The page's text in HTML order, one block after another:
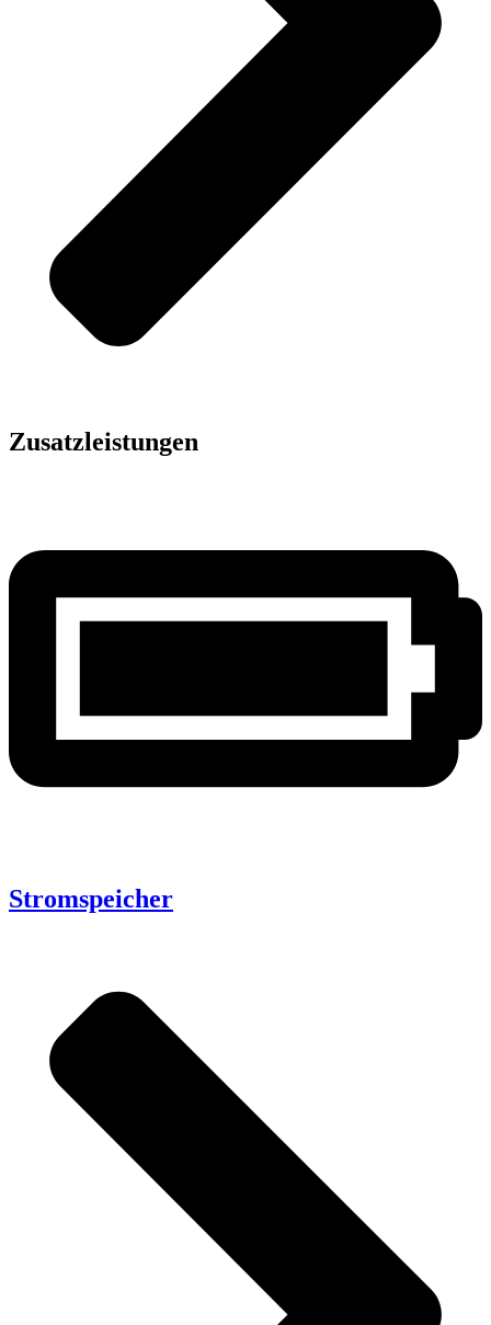
Zusatzleistungen
Stromspeicher